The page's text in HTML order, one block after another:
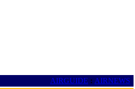
AIRGUIDE : AIRNEWS